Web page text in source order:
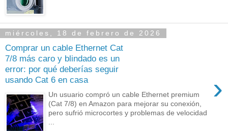
miércoles, 18 de febrero de 2026
Comprar un cable Ethernet Cat
7/8 más caro y blindado es un
error: por qué deberías seguir
usando Cat 6 en casa
›
Un usuario compró un cable Ethernet premium
(Cat 7/8) en Amazon para mejorar su conexión,
pero sufrió microcortes y problemas de velocidad